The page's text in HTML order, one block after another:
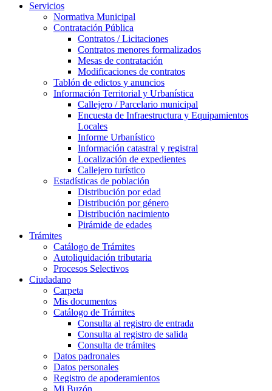
Servicios
Normativa Municipal
Contratación Pública
Contratos / Licitaciones
Contratos menores formalizados
Mesas de contratación
Modificaciones de contratos
Tablón de edictos y anuncios
Información Territorial y Urbanística
Callejero / Parcelario municipal
Encuesta de Infraestructura y Equipamientos
Locales
Informe Urbanístico
Información catastral y registral
Localización de expedientes
Callejero turístico
Estadísticas de población
Distribución por edad
Distribución por género
Distribución nacimiento
Pirámide de edades
Trámites
Catálogo de Trámites
Autoliquidación tributaria
Procesos Selectivos
Ciudadano
Carpeta
Mis documentos
Catálogo de Trámites
Consulta al registro de entrada
Consulta al registro de salida
Consulta de trámites
Datos padronales
Datos personales
Registro de apoderamientos